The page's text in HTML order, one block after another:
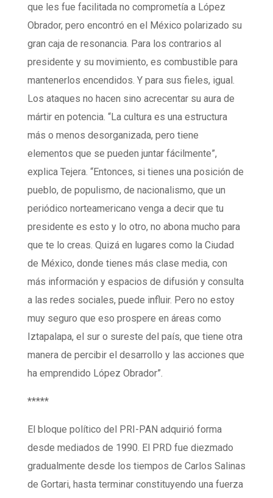
que les fue facilitada no comprometía a López
Obrador, pero encontró en el México polarizado su
gran caja de resonancia. Para los contrarios al
presidente y su movimiento, es combustible para
mantenerlos encendidos. Y para sus fieles, igual.
Los ataques no hacen sino acrecentar su aura de
mártir en potencia. “La cultura es una estructura
más o menos desorganizada, pero tiene
elementos que se pueden juntar fácilmente”,
explica Tejera. “Entonces, si tienes una posición de
pueblo, de populismo, de nacionalismo, que un
periódico norteamericano venga a decir que tu
presidente es esto y lo otro, no abona mucho para
que te lo creas. Quizá en lugares como la Ciudad
de México, donde tienes más clase media, con
más información y espacios de difusión y consulta
a las redes sociales, puede influir. Pero no estoy
muy seguro que eso prospere en áreas como
Iztapalapa, el sur o sureste del país, que tiene otra
manera de percibir el desarrollo y las acciones que
ha emprendido López Obrador”.
*****
El bloque político del PRI-PAN adquirió forma
desde mediados de 1990. El PRD fue diezmado
gradualmente desde los tiempos de Carlos Salinas
de Gortari, hasta terminar constituyendo una fuerza